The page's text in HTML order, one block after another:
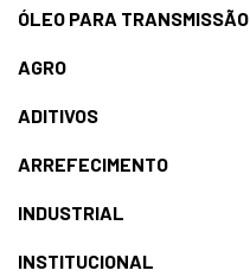
ÓLEO PARA TRANSMISSÃO
AGRO
ADITIVOS
ARREFECIMENTO
INDUSTRIAL
INSTITUCIONAL